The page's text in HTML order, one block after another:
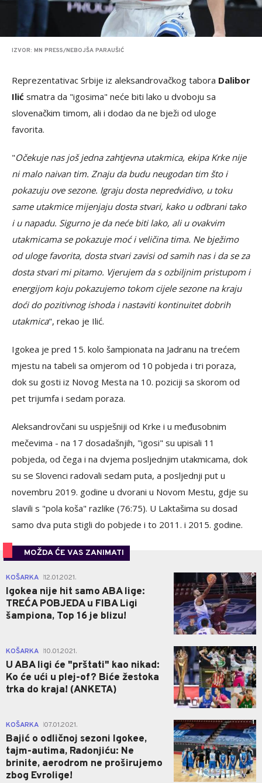
IZVOR: MN PRESS/NEBOJŠA PARAUŠIĆ
Reprezentativac Srbije iz aleksandrovačkog tabora Dalibor
Ilić smatra da "igosima" neće biti lako u dvoboju sa
slovenačkim timom, ali i dodao da ne bježi od uloge
favorita.
"Očekuje nas još jedna zahtjevna utakmica, ekipa Krke nije
ni malo naivan tim. Znaju da budu neugodan tim što i
pokazuju ove sezone. Igraju dosta nepredvidivo, u toku
same utakmice mijenjaju dosta stvari, kako u odbrani tako
i u napadu. Sigurno je da neće biti lako, ali u ovakvim
utakmicama se pokazuje moć i veličina tima. Ne bježimo
od uloge favorita, dosta stvari zavisi od samih nas i da se za
dosta stvari mi pitamo. Vjerujem da s ozbiljnim pristupom i
energijom koju pokazujemo tokom cijele sezone na kraju
doći do pozitivnog ishoda i nastaviti kontinuitet dobrih
utakmica", rekao je Ilić.
Igokea je pred 15. kolo šampionata na Jadranu na trećem
mjestu na tabeli sa omjerom od 10 pobjeda i tri poraza,
dok su gosti iz Novog Mesta na 10. poziciji sa skorom od
pet trijumfa i sedam poraza.
Aleksandrovčani su uspješniji od Krke i u međusobnim
mečevima - na 17 dosadašnjih, "igosi" su upisali 11
pobjeda, od čega i na dvjema posljednjim utakmicama, dok
su se Slovenci radovali sedam puta, a posljednji put u
novembru 2019. godine u dvorani u Novom Mestu, gdje su
slavili s "pola koša" razlike (76:75). U Laktašima su dosad
samo dva puta stigli do pobjede i to 2011. i 2015. godine.
MOŽDA ĆE VAS ZANIMATI
KOŠARKA 12.01.2021.
Igokea nije hit samo ABA lige:
TREĆA POBJEDA u FIBA Ligi
šampiona, Top 16 je blizu!
0
KOŠARKA 10.01.2021.
U ABA ligi će "prštati" kao nikad:
Ko će ući u plej-of? Biće žestoka
trka do kraja! (ANKETA)
1
KOŠARKA 07.01.2021.
Bajić o odličnoj sezoni Igokee,
tajm-autima, Radonjiću: Ne
brinite, aerodrom ne proširujemo
zbog Evrolige!
1